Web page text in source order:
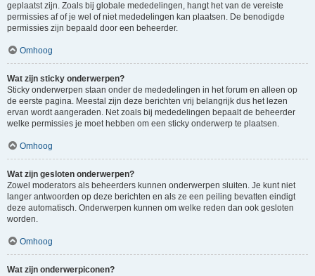
geplaatst zijn. Zoals bij globale mededelingen, hangt het van de vereiste
permissies af of je wel of niet mededelingen kan plaatsen. De benodigde
permissies zijn bepaald door een beheerder.
Omhoog
Wat zijn sticky onderwerpen?
Sticky onderwerpen staan onder de mededelingen in het forum en alleen op
de eerste pagina. Meestal zijn deze berichten vrij belangrijk dus het lezen
ervan wordt aangeraden. Net zoals bij mededelingen bepaalt de beheerder
welke permissies je moet hebben om een sticky onderwerp te plaatsen.
Omhoog
Wat zijn gesloten onderwerpen?
Zowel moderators als beheerders kunnen onderwerpen sluiten. Je kunt niet
langer antwoorden op deze berichten en als ze een peiling bevatten eindigt
deze automatisch. Onderwerpen kunnen om welke reden dan ook gesloten
worden.
Omhoog
Wat zijn onderwerpiconen?